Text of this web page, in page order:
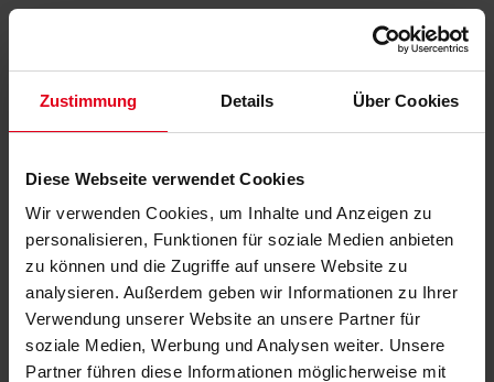
Zustimmung Details Über Cookies
Diese Webseite verwendet Cookies
Wir verwenden Cookies, um Inhalte und Anzeigen zu
personalisieren, Funktionen für soziale Medien anbieten
zu können und die Zugriffe auf unsere Website zu
analysieren. Außerdem geben wir Informationen zu Ihrer
Verwendung unserer Website an unsere Partner für
soziale Medien, Werbung und Analysen weiter. Unsere
Partner führen diese Informationen möglicherweise mit